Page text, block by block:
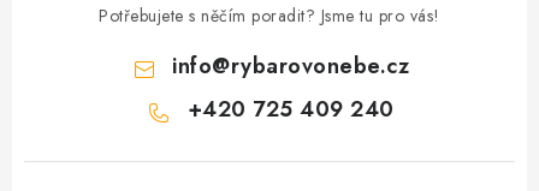
Potřebujete s něčím poradit? Jsme tu pro vás!
info@rybarovonebe.cz
+420 725 409 240